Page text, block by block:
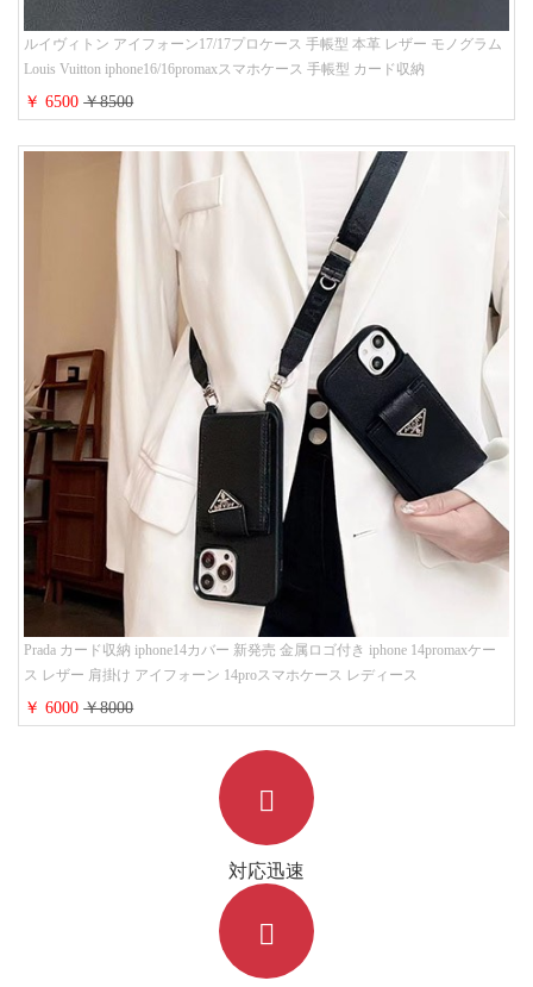
ルイヴィトン アイフォーン17/17プロケース 手帳型 本革 レザー モノグラム
Louis Vuitton iphone16/16promaxスマホケース 手帳型 カード収納
iphone15/14/13ケース ビジネス風 GUCCI galaxy s26/s25/s24ケース 手帳型 大
人 可愛い
￥ 6500￥8500
Prada カード収納 iphone14カバー 新発売 金属ロゴ付き iphone 14promaxケー
ス レザー 肩掛け アイフォーン 14proスマホケース レディース
￥ 6000￥8000
対応迅速